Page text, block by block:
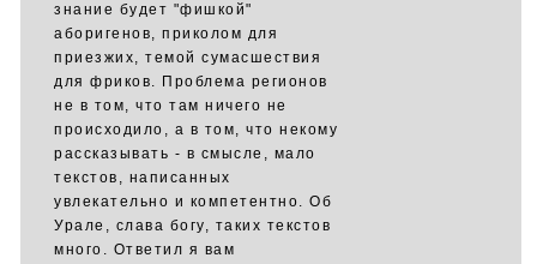
знание будет "фишкой"
аборигенов, приколом для
приезжих, темой сумасшествия
для фриков. Проблема регионов
не в том, что там ничего не
происходило, а в том, что некому
рассказывать - в смысле, мало
текстов, написанных
увлекательно и компетентно. Об
Урале, слава богу, таких текстов
много. Ответил я вам